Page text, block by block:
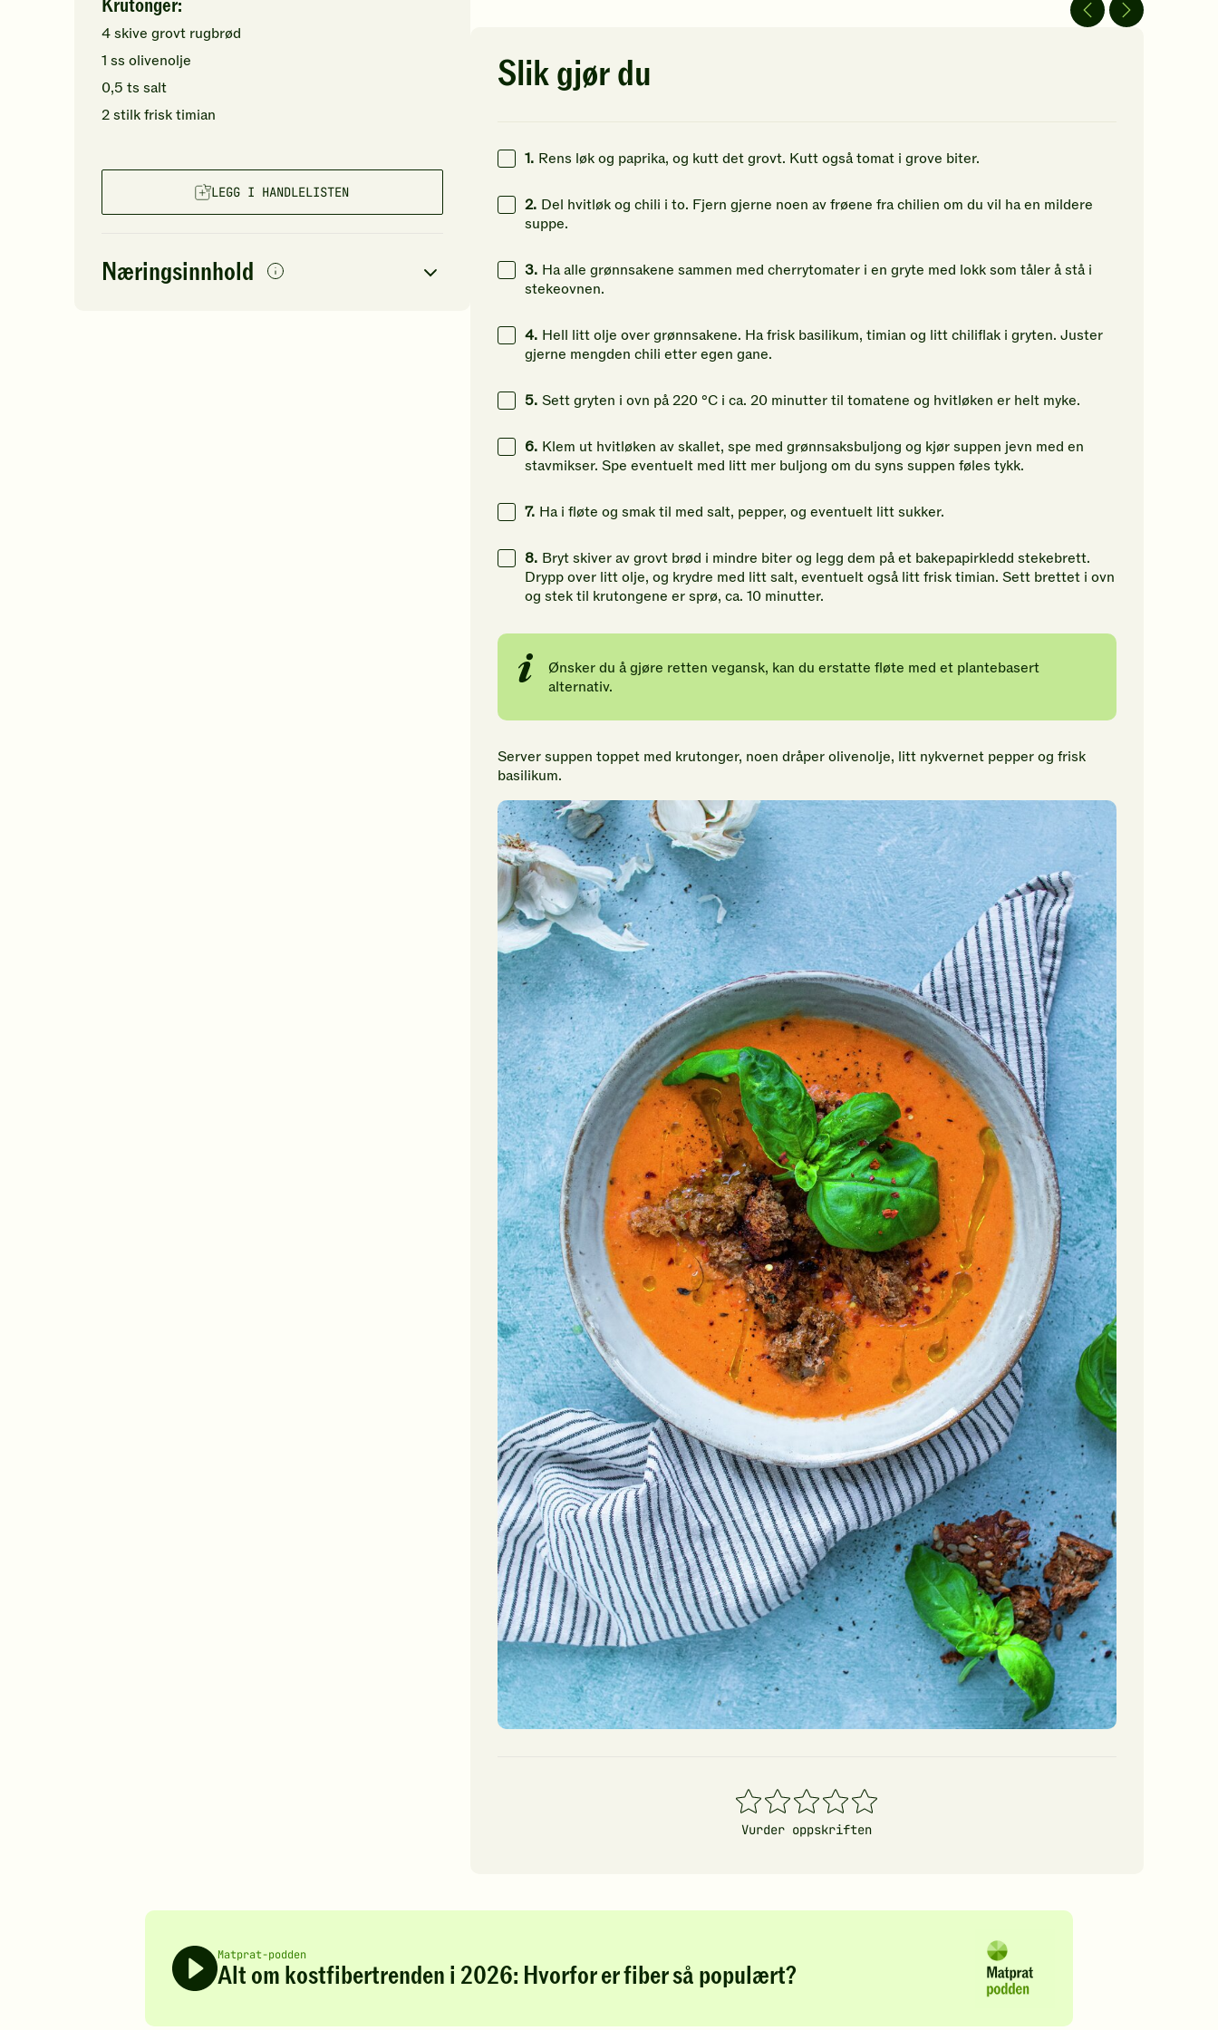
Krutonger:
4skive grovt rugbrød
1 ss olivenolje
0,5 ts salt
2stilkfrisk timian
LEGG I HANDLELISTEN
Næringsinnhold
Klikk
vurdering.
for
vurdering.
vurdering.
vurdering.
Slik gjør du
1. Rens løk og paprika, og kutt det grovt. Kutt også tomat i grove biter.
2. Del hvitløk og chili i to. Fjern gjerne noen av frøene fra chilien om du vil ha en mildere
suppe.
3. Ha alle grønnsakene sammen med cherrytomater i en gryte med lokk som tåler å stå i
stekeovnen.
4. Hell litt olje over grønnsakene. Ha frisk basilikum, timian og litt chiliflak i gryten. Juster
gjerne mengden chili etter egen gane.
5. Sett gryten i ovn på 220 °C i ca. 20 minutter til tomatene og hvitløken er helt myke.
6. Klem ut hvitløken av skallet, spe med grønnsaksbuljong og kjør suppen jevn med en
stavmikser. Spe eventuelt med litt mer buljong om du syns suppen føles tykk.
7. Ha i fløte og smak til med salt, pepper, og eventuelt litt sukker.
8. Bryt skiver av grovt brød i mindre biter og legg dem på et bakepapirkledd stekebrett.
Drypp over litt olje, og krydre med litt salt, eventuelt også litt frisk timian. Sett brettet i ovn
og stek til krutongene er sprø, ca. 10 minutter.
Ønsker du å gjøre retten vegansk, kan du erstatte fløte med et plantebasert
alternativ.
Server suppen toppet med krutonger, noen dråper olivenolje, litt nykvernet pepper og frisk
basilikum.
1
stjerner
2
stjerner
3
stjerner
4
stjerner
5
stjerner
Vurder oppskriften
Matprat-podden
Alt om kostfibertrenden i 2026: Hvorfor er fiber så populært?